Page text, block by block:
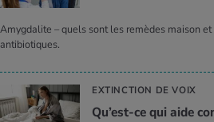
Amygdalite – quels sont les remèdes maison
antibiotiques.
EXTINCTION DE VOIX
Qu’est-ce qui aide